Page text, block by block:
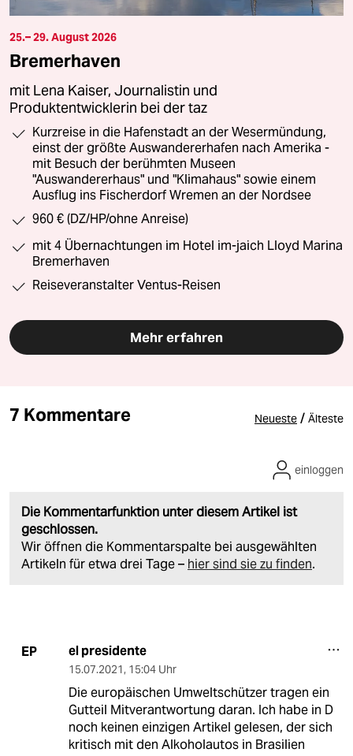
25.– 29. August 2026
Bremerhaven
mit Lena Kaiser, Journalistin und
Produktentwicklerin bei der taz
Kurzreise in die Hafenstadt an der Wesermündung,
einst der größte Auswandererhafen nach Amerika -
mit Besuch der berühmten Museen
"Auswandererhaus" und "Klimahaus" sowie einem
Ausflug ins Fischerdorf Wremen an der Nordsee
960 € (DZ/HP/ohne Anreise)
mit 4 Übernachtungen im Hotel im-jaich Lloyd Marina
Bremerhaven
Reiseveranstalter Ventus-Reisen
Mehr erfahren
7 Kommentare Neueste / Älteste
Die Kommentarfunktion unter diesem Artikel ist
geschlossen.
Wir öffnen die Kommentarspalte bei ausgewählten
Artikeln für etwa drei Tage – hier sind sie zu finden.
einloggen
EP el presidente
15.07.2021, 15:04 Uhr
Die europäischen Umweltschützer tragen ein
Gutteil Mitverantwortung daran. Ich habe in D
noch keinen einzigen Artikel gelesen, der sich
kritisch mit den Alkoholautos in Brasilien